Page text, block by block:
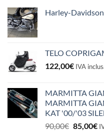
Harley-
TELO
122,00€ IVA
MARMITTA
MARMITTA
KAT '00/'03
90,00€ Il
85,00€Il